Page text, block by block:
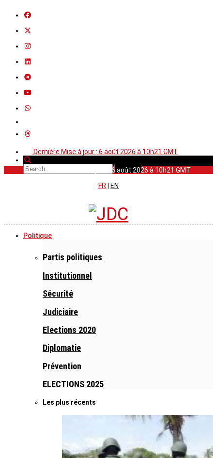
Dernière Mise à jour : 6 août 2026 à 10h21 GMT
Dernière Mise à jour : 6 août 2026 à 10h21 GMT
FR
EN
Politique
Partis politiques
Institutionnel
Sécurité
Judiciaire
Elections 2020
Diplomatie
Prévention
ELECTIONS 2025
Les plus récents